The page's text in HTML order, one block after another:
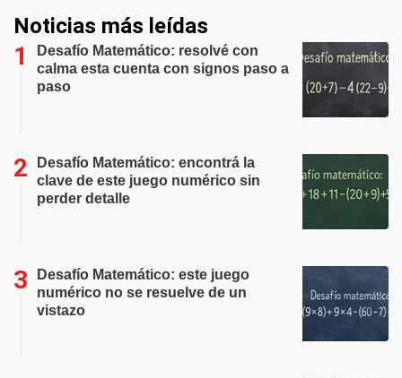
Noticias más leídas
Desafío Matemático: resolvé con
calma esta cuenta con signos paso a
paso
Desafío Matemático: encontrá la
clave de este juego numérico sin
perder detalle
Desafío Matemático: este juego
numérico no se resuelve de un
vistazo